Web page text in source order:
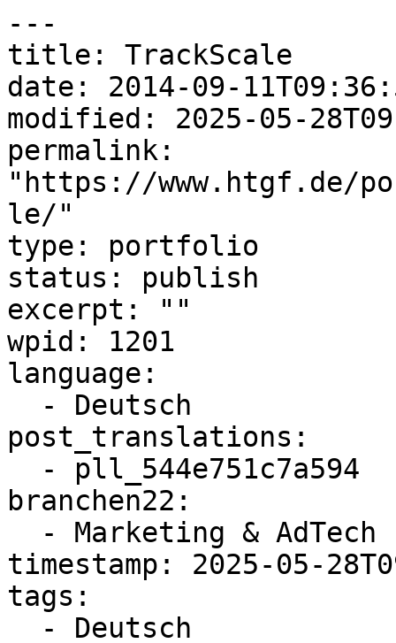
---
title: TrackScale
date: 2014-09-
modified: 2025-05-
permalink:
"https://www.htgf.de/
le/"
type: portfolio
status: publish
excerpt: ""
wpid: 1201
language:
post_translations:
branchen22:
timestamp: 2025-05-
tags: